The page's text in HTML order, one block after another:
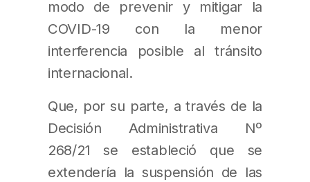
modo de prevenir y mitigar la
COVID-19 con la menor
interferencia posible al tránsito
internacional.
Que, por su parte, a través de la
Decisión Administrativa Nº
268/21 se estableció que se
extendería la suspensión de las